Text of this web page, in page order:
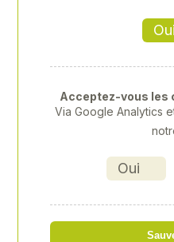
Oui
Oui
Acceptez-vous les
Via Google Analytics